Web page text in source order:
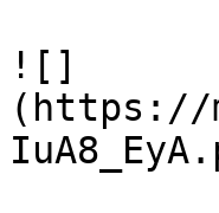
![]
(https://